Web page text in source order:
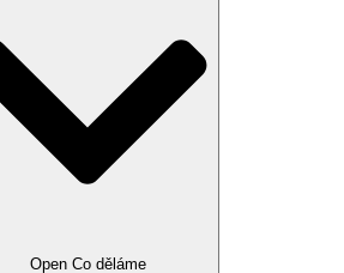
Open Co děláme